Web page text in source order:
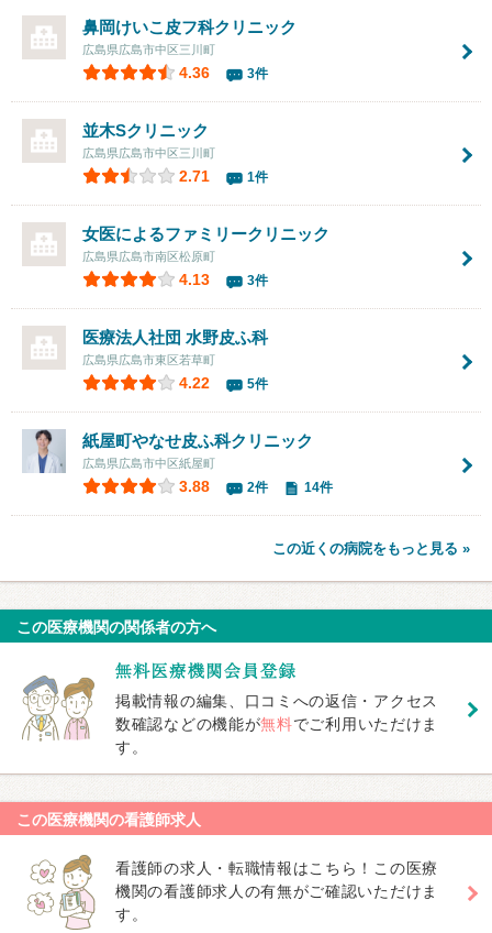
鼻岡けいこ皮フ科クリニック
広島県広島市中区三川町
4.36 3件
並木Sクリニック
広島県広島市中区三川町
2.71 1件
女医によるファミリークリニック
広島県広島市南区松原町
4.13 3件
医療法人社団 水野皮ふ科
広島県広島市東区若草町
4.22 5件
紙屋町やなせ皮ふ科クリニック
広島県広島市中区紙屋町
3.88 2件 14件
この近くの病院をもっと見る »
この医療機関の関係者の方へ
掲載情報の編集、口コミへの返信・アクセス
数確認などの機能が無料でご利用いただけま
す。
この医療機関の看護師求人
看護師の求人・転職情報はこちら！この医療
機関の看護師求人の有無がご確認いただけま
す。